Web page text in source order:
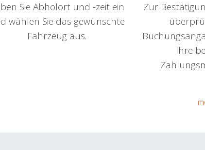
Sie Abholort und -zeit ein
wählen Sie das gewünschte
Fahrzeug aus.
Zur
Ihre